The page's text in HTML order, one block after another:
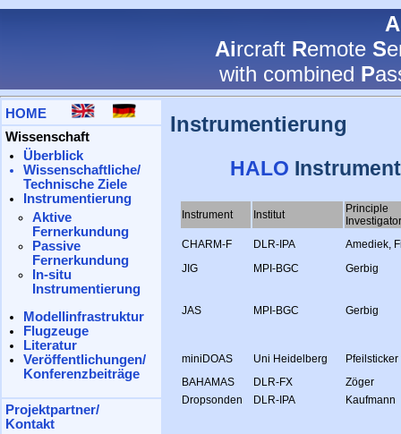
Instrumentierung
HALO
Instrument Institut
Principle
Investigator
CHARM-F
DLR-IPA
Amediek,
JIG
MPI-BGC Gerbig
JAS MPI-BGC Gerbig
miniDOAS Uni Heidelberg
Pfeilsticker
BAHAMAS
DLR-FX
Zöger
Dropsonden
DLR-IPA Kaufmann